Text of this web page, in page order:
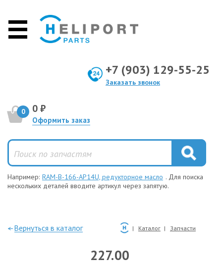
+7 (903) 129-55-25
Заказать звонок
0 0 ₽
Оформить заказ
Например: RAM-B-166-AP14U, редукторное масло . Для поиска
нескольких деталей вводите артикул через запятую.
—Вернуться в каталог Каталог Запчасти
227.00